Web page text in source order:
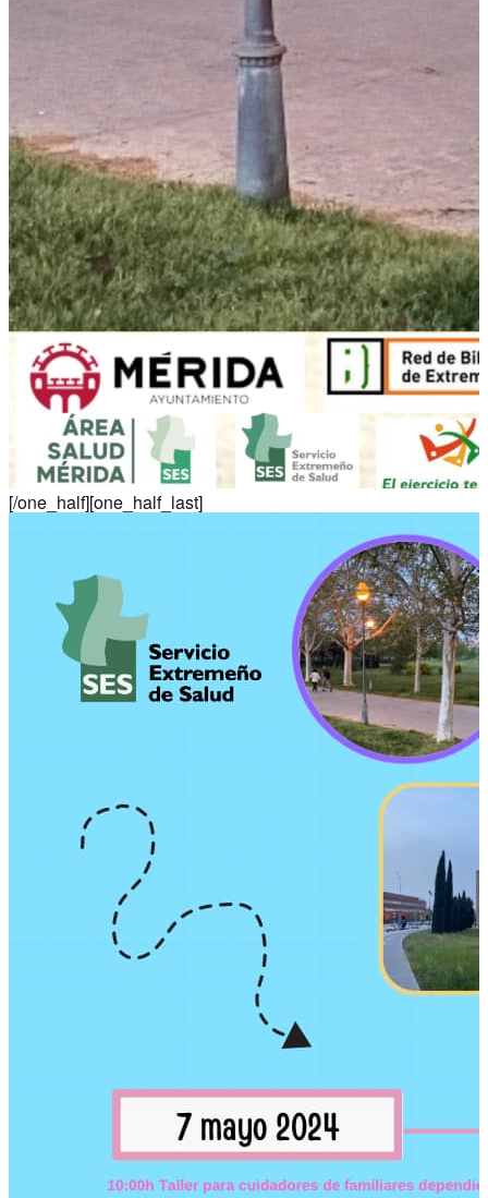
[/one_half][one_half_last]